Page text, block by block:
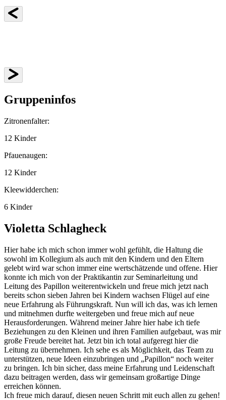
Gruppeninfos
Zitronenfalter:
12 Kinder
Pfauenaugen:
12 Kinder
Kleewidderchen:
6 Kinder
Violetta Schlagheck
Hier habe ich mich schon immer wohl gefühlt, die Haltung die
sowohl im Kollegium als auch mit den Kindern und den Eltern
gelebt wird war schon immer eine wertschätzende und offene. Hier
konnte ich mich von der Praktikantin zur Seminarleitung und
Leitung des Papillon weiterentwickeln und freue mich jetzt nach
bereits schon sieben Jahren bei Kindern wachsen Flügel auf eine
neue Erfahrung als Führungskraft. Nun will ich das, was ich lernen
und mitnehmen durfte weitergeben und freue mich auf neue
Herausforderungen. Während meiner Jahre hier habe ich tiefe
Beziehungen zu den Kleinen und ihren Familien aufgebaut, was mir
große Freude bereitet hat. Jetzt bin ich total aufgeregt hier die
Leitung zu übernehmen. Ich sehe es als Möglichkeit, das Team zu
unterstützen, neue Ideen einzubringen und „Papillon“ noch weiter
zu bringen. Ich bin sicher, dass meine Erfahrung und Leidenschaft
dazu beitragen werden, dass wir gemeinsam großartige Dinge
erreichen können.
Ich freue mich darauf, diesen neuen Schritt mit euch allen zu gehen!